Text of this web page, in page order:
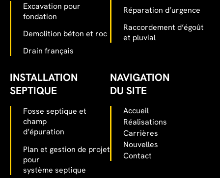
Excavation pour
fondation
Demolition béton et roc
Drain français
Réparation d’urgence
Raccordement d’égoût
et pluvial
INSTALLATION
SEPTIQUE
Fosse septique et
champ
d’épuration
Plan et gestion de projet
pour
système septique
NAVIGATION
DU SITE
Accueil
Réalisations
Carrières
Nouvelles
Contact